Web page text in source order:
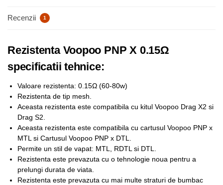
Recenzii 1
Rezistenta Voopoo PNP X 0.15Ω
specificatii tehnice:
Valoare rezistenta: 0.15Ω (60-80w)
Rezistenta de tip mesh.
Aceasta rezistenta este compatibila cu kitul Voopoo Drag X2 si
Drag S2.
Aceasta rezistenta este compatibila cu cartusul Voopoo PNP x
MTL si Cartusul Voopoo PNP x DTL.
Permite un stil de vapat: MTL, RDTL si DTL.
Rezistenta este prevazuta cu o tehnologie noua pentru a
prelungi durata de viata.
Rezistenta este prevazuta cu mai multe straturi de bumbac